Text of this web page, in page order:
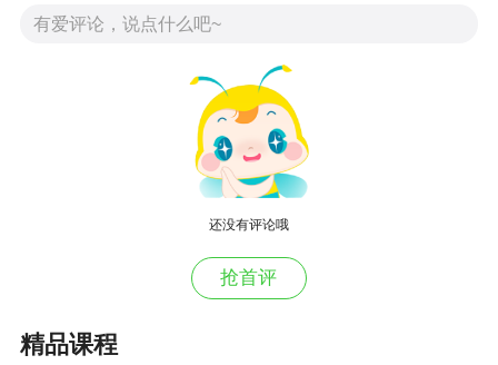
三、考试地点
还没有评论哦
抢首评
精品课程